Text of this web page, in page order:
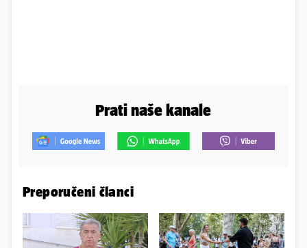
Prati naše kanale
Preporučeni članci